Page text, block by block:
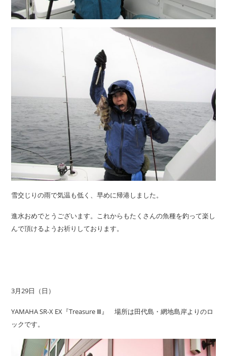
雪交じりの雨で気温も低く、早めに帰港しました。
進水おめでとうございます。これからもたくさんの魚種を釣って楽し
んで頂けるようお祈りしております。
3月29日（日）
YAMAHA SR-X EX『Treasure Ⅲ』 場所は田代島・網地島岸よりのロ
ックです。